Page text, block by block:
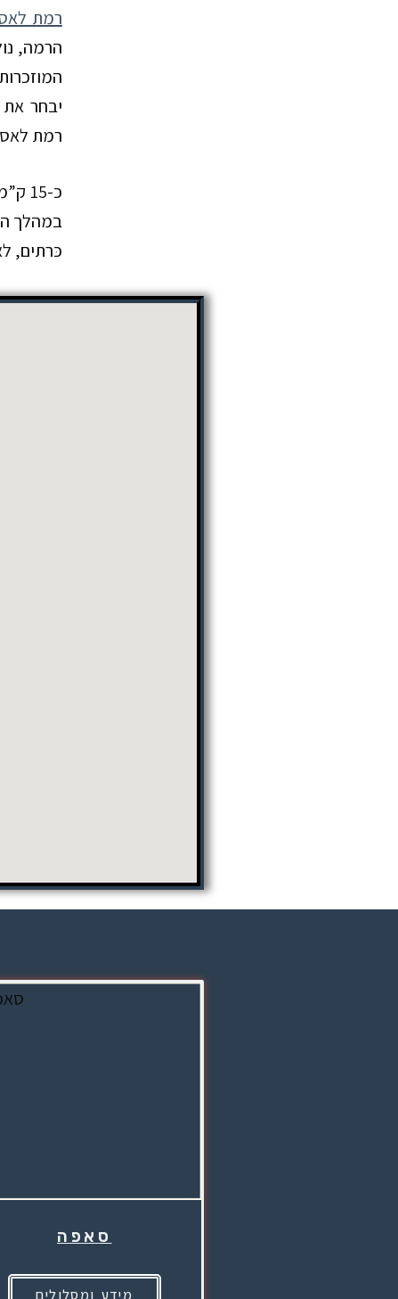
רמת
הרמה,
יבחר
רמת
כ-15 ק”מ צפונית מהעיר אגיוס ניקולאוס, לשפתו של ‘מפרץ מִירָאבֵּלוֹ’ שוכן האי הזעיר
במהלך המאה ה-20 כמושבת מצורעים.
כּרתים,
סאפה
מידע ומסלולים